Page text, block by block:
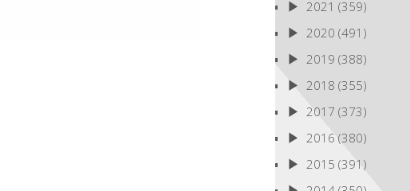
2021 (359)
2020 (491)
2019 (388)
2018 (355)
2017 (373)
2016 (380)
2015 (391)